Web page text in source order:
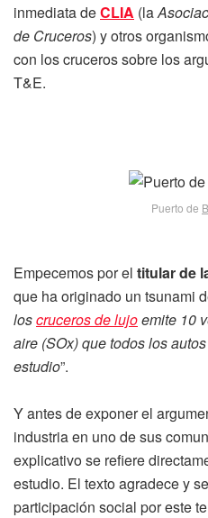
inmediata deCLIA (la
de Cruceros) y otros
con los cruceros sobre los
T&E.
Puerto de
Empecemos por el titular de
que ha originado un tsunami
loscruceros de lujoemite 10
aire (SOx) que todos los
estudio”.
Y antes de exponer el
industria en uno de sus
explicativo se refiere
estudio. El texto agradece y
participación social por este